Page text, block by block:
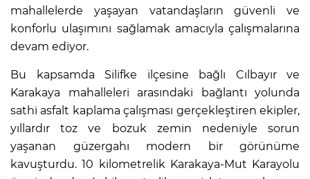
mahallelerde yaşayan vatandaşların güvenli ve
konforlu ulaşımını sağlamak amacıyla çalışmalarına
devam ediyor.
Bu kapsamda Silifke ilçesine bağlı Cılbayır ve
Karakaya mahalleleri arasındaki bağlantı yolunda
sathi asfalt kaplama çalışması gerçekleştiren ekipler,
yıllardır toz ve bozuk zemin nedeniyle sorun
yaşanan güzergahı modern bir görünüme
kavuşturdu. 10 kilometrelik Karakaya-Mut Karayolu